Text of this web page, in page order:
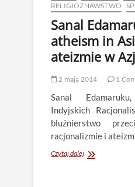
RELIGIOZNAWSTWO
Sanal
atheism in
ateizmie w
2 maja 2014 1
Sanal
Indyjskich
bluźnierstwo
racjonalizmie i
Czytaj dalejSanal